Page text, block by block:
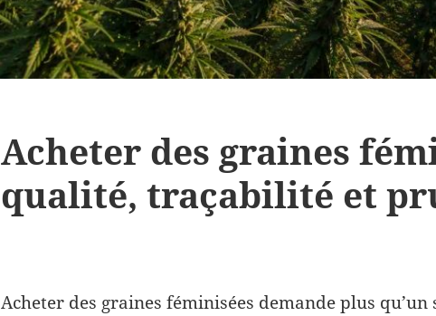
Acheter des graines
qualité, traçabilité et
Acheter des graines féminisées demande plus